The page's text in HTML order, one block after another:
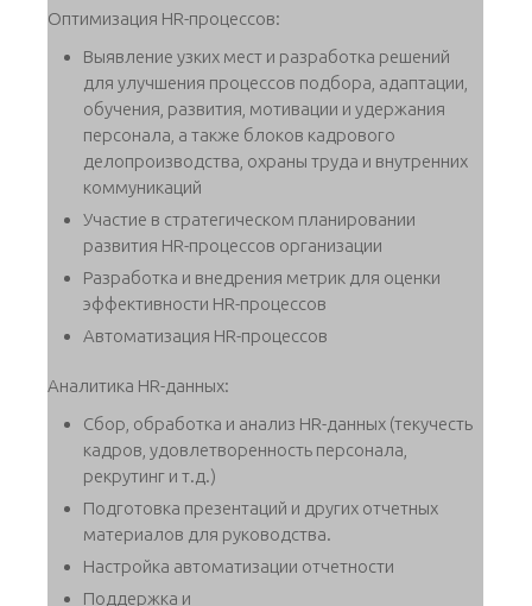
Оптимизация HR-процессов:
Выявление узких мест и разработка решений
для улучшения процессов подбора, адаптации,
обучения, развития, мотивации и удержания
персонала, а также блоков кадрового
делопроизводства, охраны труда и внутренних
коммуникаций
Участие в стратегическом планировании
развития HR-процессов организации
Разработка и внедрения метрик для оценки
эффективности HR-процессов
Автоматизация HR-процессов
Аналитика HR-данных:
Сбор, обработка и анализ HR-данных (текучесть
кадров, удовлетворенность персонала,
рекрутинг и т.д.)
Подготовка презентаций и других отчетных
материалов для руководства.
Настройка автоматизации отчетности
Поддержка и